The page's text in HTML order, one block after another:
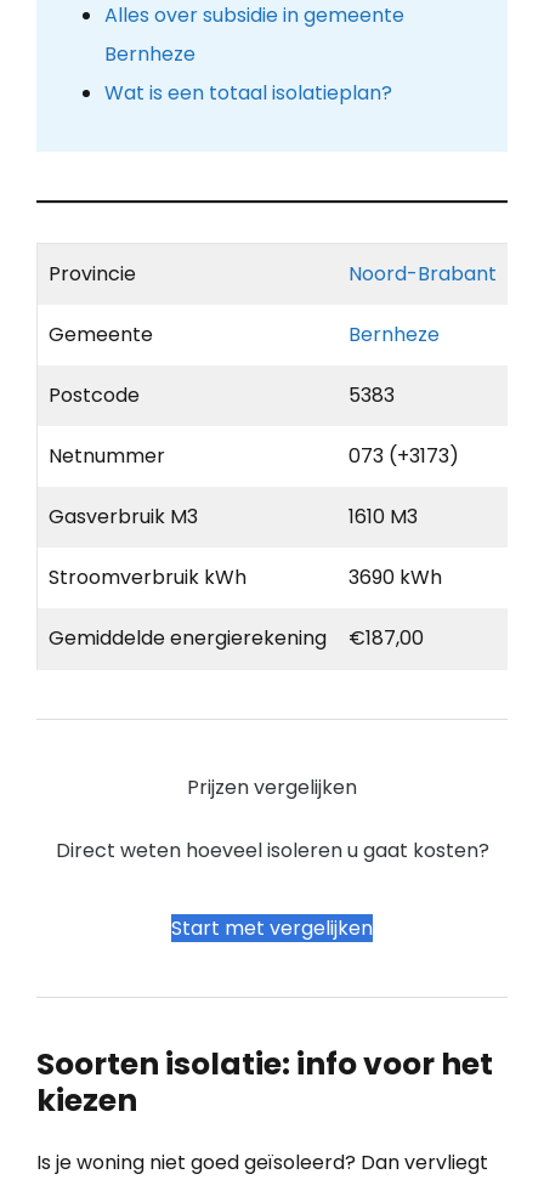
Alles over subsidie in gemeente
Bernheze
Wat is een totaal isolatieplan?
Provincie Noord-Brabant
Gemeente Bernheze
Postcode 5383
Netnummer 073 (+3173)
Gasverbruik M3 1610 M3
Stroomverbruik kWh 3690 kWh
Gemiddelde energierekening €187,00
Prijzen vergelijken
Direct weten hoeveel isoleren u gaat kosten?
Start met vergelijken
Soorten isolatie: info voor het
kiezen
Is je woning niet goed geïsoleerd? Dan vervliegt